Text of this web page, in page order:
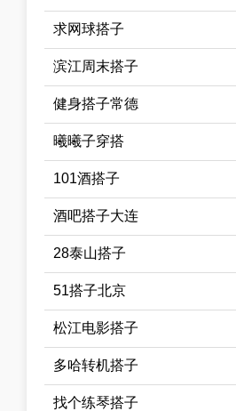
求网球搭子
滨江周末搭子
健身搭子常德
曦曦子穿搭
101酒搭子
酒吧搭子大连
28泰山搭子
51搭子北京
松江电影搭子
多哈转机搭子
找个练琴搭子